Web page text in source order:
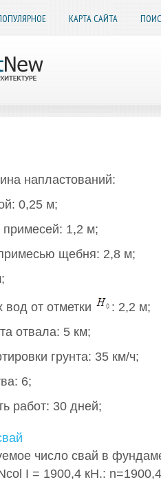
КАРТА САЙТА
напластований:
0,25 м;
примесей: 1,2 м;
щебня: 2,8 м;
вод от отметки
: 2,2 м;
отвала: 5 км;
грунта: 35 км/ч;
6;
работ: 30 дней;
число свай в
I = 1900,4 кН.: n=1900,4